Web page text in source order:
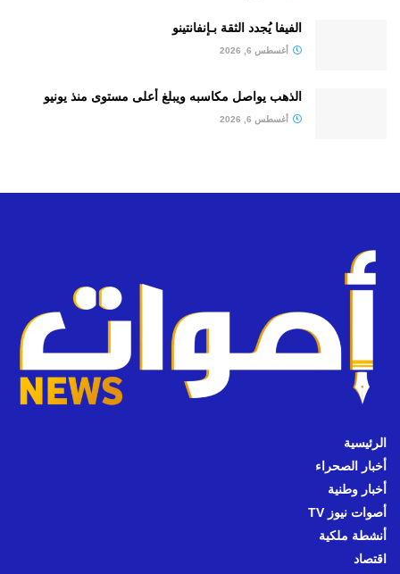
الفيفا يُجدد الثقة بـإنفانتينو
أغسطس 6, 2026
الذهب يواصل مكاسبه ويبلغ أعلى مستوى منذ يونيو
أغسطس 6, 2026
الرئيسية
أخبار الصحراء
أخبار وطنية
أصوات نيوز TV
أنشطة ملكية
اقتصاد